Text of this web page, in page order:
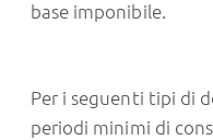
base imponibile.
Per i seguenti tipi di
periodi minimi di